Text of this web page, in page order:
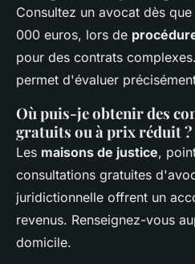
Consultez un avocat dès
000 euros, lors de
pour des contrats
permet d'évaluer
Où puis-je obtenir des
gratuits ou à prix réduit ?
Les maisons de justice,
consultations gratuites
juridictionnelle offrent un
revenus. Renseignez-vous
domicile.